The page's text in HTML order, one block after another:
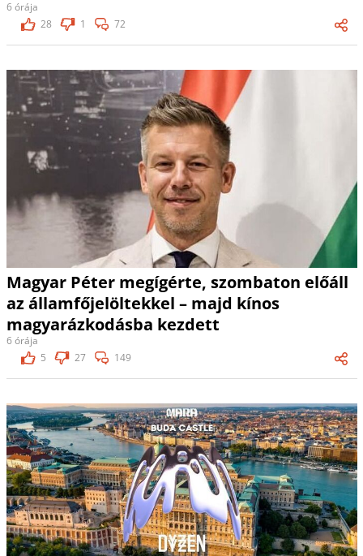
6 órája
28
1 72
Magyar Péter megígérte, szombaton előáll
az államfőjelöltekkel – majd kínos
magyarázkodásba kezdett
6 órája
5
27 149